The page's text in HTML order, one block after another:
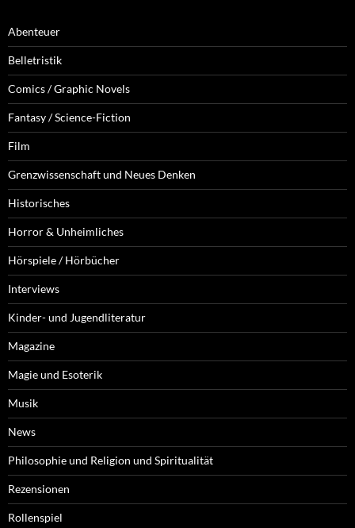
Abenteuer
Belletristik
Comics / Graphic Novels
Fantasy / Science-Fiction
Film
Grenzwissenschaft und Neues Denken
Historisches
Horror & Unheimliches
Hörspiele / Hörbücher
Interviews
Kinder- und Jugendliteratur
Magazine
Magie und Esoterik
Musik
News
Philosophie und Religion und Spiritualität
Rezensionen
Rollenspiel